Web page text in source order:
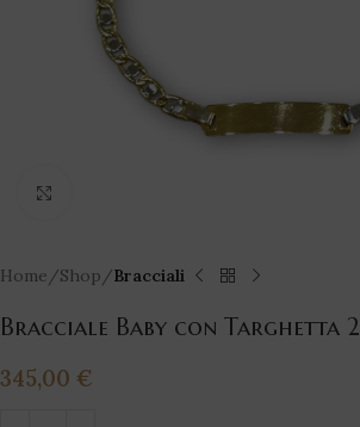
Home Shop Bracciali
Bracciale Baby con Targhetta 2
345,00 €